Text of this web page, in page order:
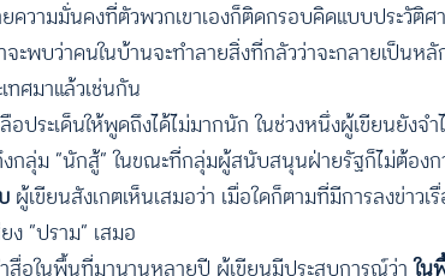
วามมั่นคงที่ตัวพวกเขาเองก็ติดกรอบคิดแบบประวัติศ
บว่าคนในบ้านจะทำลายสิ่งที่กลัวว่าจะกลายเป็นห
ศมาแล้วเช่นกัน
อประเด็นให้พูดถึงได้ไม่มากนัก ในช่วงหนึ่งผู้เขียนยังจ
งกลุ่ม “นักสู้” ในขณะที่กลุ่มผู้สนับสนุนฝ่ายรัฐก็ไม่ต้อง
ผู้เขียนสังเกตเห็นเสมอว่า เมื่อใดก็ตามที่มีการลงข่าว
“ปราม” เสมอ
สื่อในพื้นที่มานานหลายปี ผู้เขียนมีประสบการณ์ว่าใน